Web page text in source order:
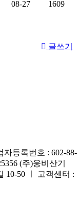
08-27 1609
글쓰기
등록번호 : 602-88-
(주)웅비산기
10-50 ㅣ 고객센터 :